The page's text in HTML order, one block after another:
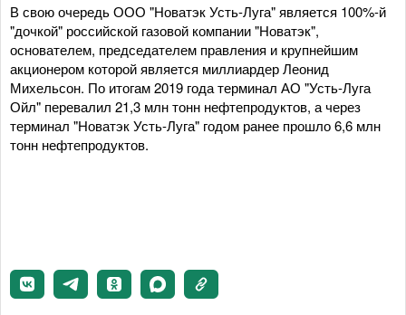
В свою очередь ООО "Новатэк Усть-Луга" является 100%-й
"дочкой" российской газовой компании "Новатэк",
основателем, председателем правления и крупнейшим
акционером которой является миллиардер Леонид
Михельсон. По итогам 2019 года терминал АО "Усть-Луга
Ойл" перевалил 21,3 млн тонн нефтепродуктов, а через
терминал "Новатэк Усть-Луга" годом ранее прошло 6,6 млн
тонн нефтепродуктов.